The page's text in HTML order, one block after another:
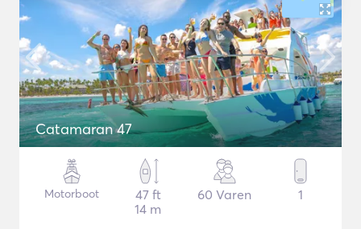
Catamaran 47
Motorboot
47 ft
14 m
60 Varen 1